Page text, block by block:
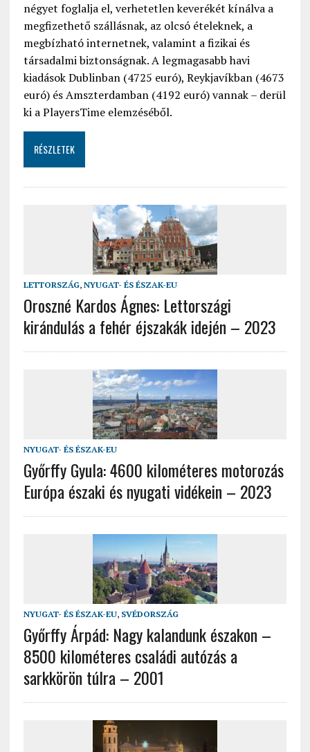
négyet foglalja el, verhetetlen keverékét kínálva a
megfizethető szállásnak, az olcsó ételeknek, a
megbízható internetnek, valamint a fizikai és
társadalmi biztonságnak. A legmagasabb havi
kiadások Dublinban (4725 euró), Reykjavíkban (4673
euró) és Amszterdamban (4192 euró) vannak – derül
ki a PlayersTime elemzéséből.
RÉSZLETEK
LETTORSZÁG, NYUGAT- ÉS ÉSZAK-EU
Oroszné Kardos Ágnes: Lettországi
kirándulás a fehér éjszakák idején – 2023
NYUGAT- ÉS ÉSZAK-EU
Győrffy Gyula: 4600 kilométeres motorozás
Európa északi és nyugati vidékein – 2023
NYUGAT- ÉS ÉSZAK-EU, SVÉDORSZÁG
Győrffy Árpád: Nagy kalandunk északon –
8500 kilométeres családi autózás a
sarkkörön túlra – 2001